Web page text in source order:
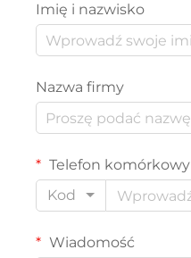
Imię i nazwisko
Nazwa firmy
Telefon komórkowy
Kod
Wiadomość